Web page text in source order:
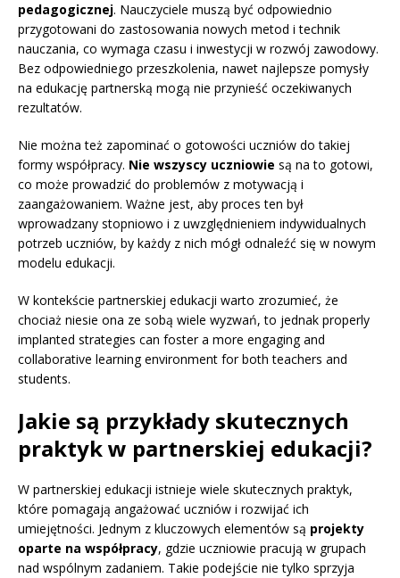
pedagogicznej. Nauczyciele muszą być odpowiednio
przygotowani do zastosowania nowych metod i technik
nauczania, co wymaga czasu i inwestycji w rozwój zawodowy.
Bez odpowiedniego przeszkolenia, nawet najlepsze pomysły
na edukację partnerską mogą nie przynieść oczekiwanych
rezultatów.
Nie można też zapominać o gotowości uczniów do takiej
formy współpracy. Nie wszyscy uczniowie są na to gotowi,
co może prowadzić do problemów z motywacją i
zaangażowaniem. Ważne jest, aby proces ten był
wprowadzany stopniowo i z uwzględnieniem indywidualnych
potrzeb uczniów, by każdy z nich mógł odnaleźć się w nowym
modelu edukacji.
W kontekście partnerskiej edukacji warto zrozumieć, że
chociaż niesie ona ze sobą wiele wyzwań, to jednak properly
implanted strategies can foster a more engaging and
collaborative learning environment for both teachers and
students.
Jakie są przykłady skutecznych
praktyk w partnerskiej edukacji?
W partnerskiej edukacji istnieje wiele skutecznych praktyk,
które pomagają angażować uczniów i rozwijać ich
umiejętności. Jednym z kluczowych elementów są projekty
oparte na współpracy, gdzie uczniowie pracują w grupach
nad wspólnym zadaniem. Takie podejście nie tylko sprzyja